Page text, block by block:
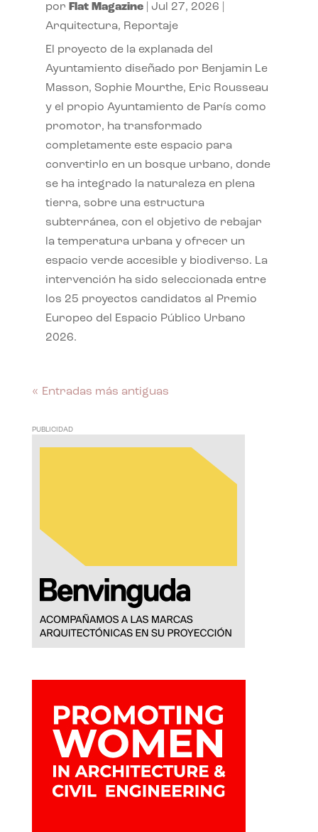
por Flat Magazine| Jul 27, 2026
Arquitectura, Reportaje
El proyecto de la explanada del
Ayuntamiento diseñado por Benjamin Le
Masson, Sophie Mourthe, Eric Rousseau
y el propio Ayuntamiento de París como
promotor, ha transformado
completamente este espacio para
convertirlo en un bosque urbano, donde
se ha integrado la naturaleza en plena
tierra, sobre una estructura
subterránea, con el objetivo de rebajar
la temperatura urbana y ofrecer un
espacio verde accesible y biodiverso. La
intervención ha sido seleccionada entre
los 25 proyectos candidatos al Premio
Europeo del Espacio Público Urbano
2026.
« Entradas más antiguas
PUBLICIDAD